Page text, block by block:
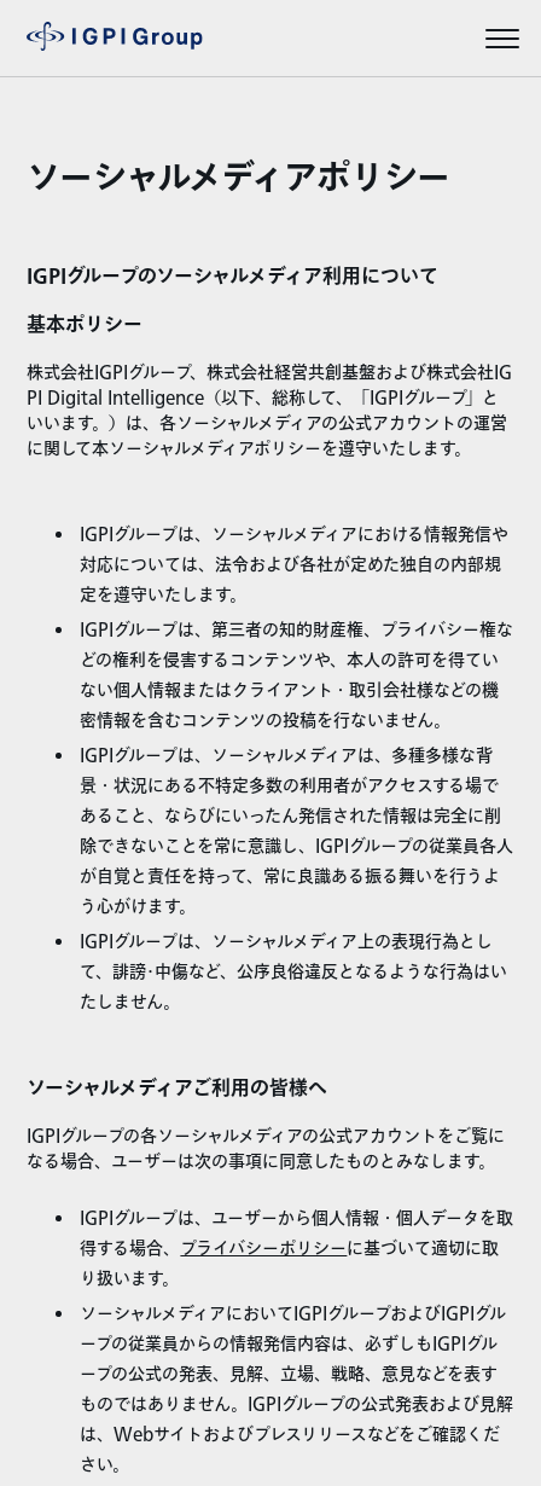
ソーシャルメディアポリシー
IGPIグループのソーシャルメディア利用について
基本ポリシー
株式会社IGPIグループ、株式会社経営共創基盤および株式会社IG
PI Digital Intelligence（以下、総称して、「IGPIグループ」と
いいます。）は、各ソーシャルメディアの公式アカウントの運営
に関して本ソーシャルメディアポリシーを遵守いたします。
IGPIグループは、ソーシャルメディアにおける情報発信や
対応については、法令および各社が定めた独自の内部規
定を遵守いたします。
IGPIグループは、第三者の知的財産権、プライバシー権な
どの権利を侵害するコンテンツや、本人の許可を得てい
ない個人情報またはクライアント・取引会社様などの機
密情報を含むコンテンツの投稿を行ないません。
IGPIグループは、ソーシャルメディアは、多種多様な背
景・状況にある不特定多数の利用者がアクセスする場で
あること、ならびにいったん発信された情報は完全に削
除できないことを常に意識し、IGPIグループの従業員各人
が自覚と責任を持って、常に良識ある振る舞いを行うよ
う心がけます。
IGPIグループは、ソーシャルメディア上の表現行為とし
て、誹謗･中傷など、公序良俗違反となるような行為はい
たしません。
ソーシャルメディアご利用の皆様へ
IGPIグループの各ソーシャルメディアの公式アカウントをご覧に
なる場合、ユーザーは次の事項に同意したものとみなします。
IGPIグループは、ユーザーから個人情報・個人データを取
得する場合、 プライバシーポリシーに基づいて適切に取
り扱います。
ソーシャルメディアにおいてIGPIグループおよびIGPIグル
ープの従業員からの情報発信内容は、必ずしもIGPIグル
ープの公式の発表、見解、立場、戦略、意見などを表す
ものではありません。IGPIグループの公式発表および見解
は、Webサイトおよびプレスリリースなどをご確認くだ
さい。